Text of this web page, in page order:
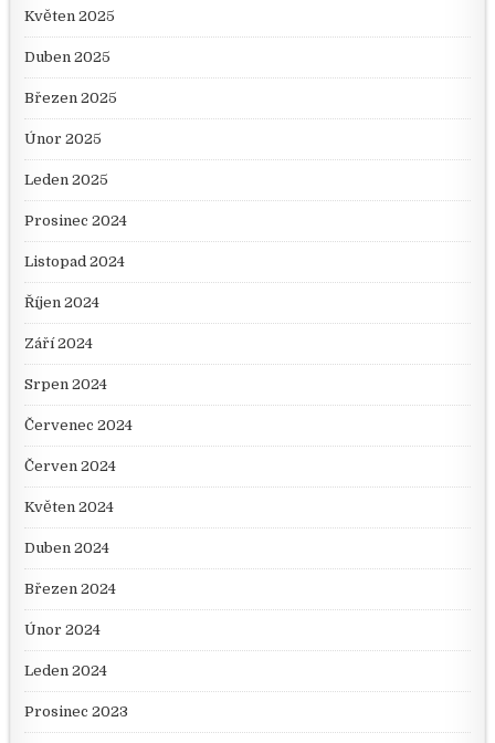
Květen 2025
Duben 2025
Březen 2025
Únor 2025
Leden 2025
Prosinec 2024
Listopad 2024
Říjen 2024
Září 2024
Srpen 2024
Červenec 2024
Červen 2024
Květen 2024
Duben 2024
Březen 2024
Únor 2024
Leden 2024
Prosinec 2023